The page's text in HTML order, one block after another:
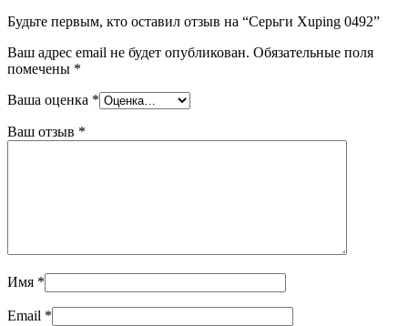
Будьте первым, кто оставил отзыв на “Серьги Xuping 0492”
Ваш адрес email не будет опубликован. Обязательные поля
помечены *
Ваша оценка *
Ваш отзыв *
Имя *
Email *